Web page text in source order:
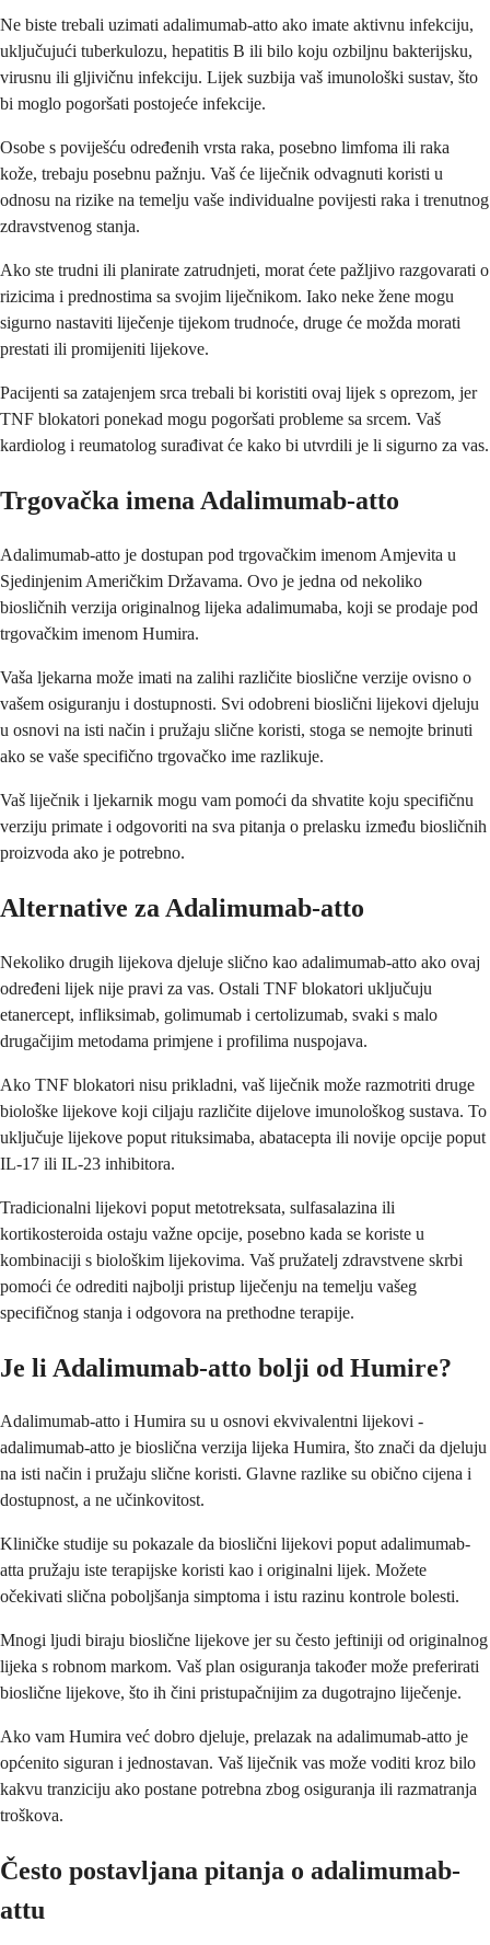
Ne biste trebali uzimati adalimumab-atto ako imate aktivnu infekciju,
uključujući tuberkulozu, hepatitis B ili bilo koju ozbiljnu bakterijsku,
virusnu ili gljivičnu infekciju. Lijek suzbija vaš imunološki sustav, što
bi moglo pogoršati postojeće infekcije.
Osobe s poviješću određenih vrsta raka, posebno limfoma ili raka
kože, trebaju posebnu pažnju. Vaš će liječnik odvagnuti koristi u
odnosu na rizike na temelju vaše individualne povijesti raka i trenutnog
zdravstvenog stanja.
Ako ste trudni ili planirate zatrudnjeti, morat ćete pažljivo razgovarati o
rizicima i prednostima sa svojim liječnikom. Iako neke žene mogu
sigurno nastaviti liječenje tijekom trudnoće, druge će možda morati
prestati ili promijeniti lijekove.
Pacijenti sa zatajenjem srca trebali bi koristiti ovaj lijek s oprezom, jer
TNF blokatori ponekad mogu pogoršati probleme sa srcem. Vaš
kardiolog i reumatolog surađivat će kako bi utvrdili je li sigurno za vas.
Trgovačka imena Adalimumab-atto
Adalimumab-atto je dostupan pod trgovačkim imenom Amjevita u
Sjedinjenim Američkim Državama. Ovo je jedna od nekoliko
biosličnih verzija originalnog lijeka adalimumaba, koji se prodaje pod
trgovačkim imenom Humira.
Vaša ljekarna može imati na zalihi različite bioslične verzije ovisno o
vašem osiguranju i dostupnosti. Svi odobreni bioslični lijekovi djeluju
u osnovi na isti način i pružaju slične koristi, stoga se nemojte brinuti
ako se vaše specifično trgovačko ime razlikuje.
Vaš liječnik i ljekarnik mogu vam pomoći da shvatite koju specifičnu
verziju primate i odgovoriti na sva pitanja o prelasku između biosličnih
proizvoda ako je potrebno.
Alternative za Adalimumab-atto
Nekoliko drugih lijekova djeluje slično kao adalimumab-atto ako ovaj
određeni lijek nije pravi za vas. Ostali TNF blokatori uključuju
etanercept, infliksimab, golimumab i certolizumab, svaki s malo
drugačijim metodama primjene i profilima nuspojava.
Ako TNF blokatori nisu prikladni, vaš liječnik može razmotriti druge
biološke lijekove koji ciljaju različite dijelove imunološkog sustava. To
uključuje lijekove poput rituksimaba, abatacepta ili novije opcije poput
IL-17 ili IL-23 inhibitora.
Tradicionalni lijekovi poput metotreksata, sulfasalazina ili
kortikosteroida ostaju važne opcije, posebno kada se koriste u
kombinaciji s biološkim lijekovima. Vaš pružatelj zdravstvene skrbi
pomoći će odrediti najbolji pristup liječenju na temelju vašeg
specifičnog stanja i odgovora na prethodne terapije.
Je li Adalimumab-atto bolji od Humire?
Adalimumab-atto i Humira su u osnovi ekvivalentni lijekovi -
adalimumab-atto je bioslična verzija lijeka Humira, što znači da djeluju
na isti način i pružaju slične koristi. Glavne razlike su obično cijena i
dostupnost, a ne učinkovitost.
Kliničke studije su pokazale da bioslični lijekovi poput adalimumab-
atta pružaju iste terapijske koristi kao i originalni lijek. Možete
očekivati slična poboljšanja simptoma i istu razinu kontrole bolesti.
Mnogi ljudi biraju bioslične lijekove jer su često jeftiniji od originalnog
lijeka s robnom markom. Vaš plan osiguranja također može preferirati
bioslične lijekove, što ih čini pristupačnijim za dugotrajno liječenje.
Ako vam Humira već dobro djeluje, prelazak na adalimumab-atto je
općenito siguran i jednostavan. Vaš liječnik vas može voditi kroz bilo
kakvu tranziciju ako postane potrebna zbog osiguranja ili razmatranja
troškova.
Često postavljana pitanja o adalimumab-
attu